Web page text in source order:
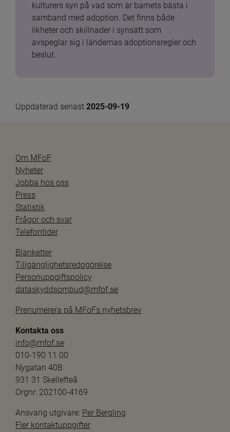
kulturers syn på vad som är barnets bästa i
samband med adoption. Det finns både
likheter och skillnader i synsätt som
avspeglar sig i ländernas adoptionsregler och
beslut.
Uppdaterad senast 2025-09-19
Om MFoF
Nyheter
Jobba hos oss
Press
Statistik
Frågor och svar
Telefontider
Blanketter
Tillgänglighetsredogörelse
Personuppgiftspolicy
dataskyddsombud@mfof.se
Prenumerera på MFoFs nyhetsbrev
Kontakta oss
info@mfof.se
010-190 11 00
Nygatan 40B
931 31 Skellefteå
Orgnr: 202100-4169
Ansvarig utgivare: Per Bergling
Fler kontaktuppgifter